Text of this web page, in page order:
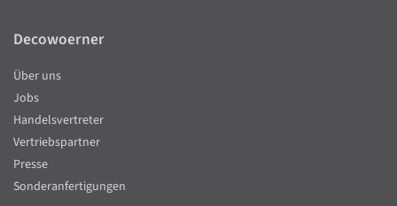
Decowoerner
Über uns
Jobs
Handelsvertreter
Vertriebspartner
Presse
Sonderanfertigungen